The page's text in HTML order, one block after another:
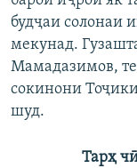
будҷаи солонаи
мекунад.
Мамадазимов,
сокинони
шуд.
Тарҳ